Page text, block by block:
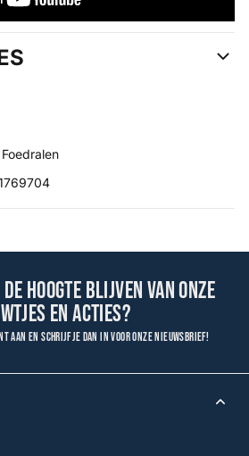
hoogte blijven van onze
en acties?
aan en schrijf je dan in voor onze nieuwsbrief!